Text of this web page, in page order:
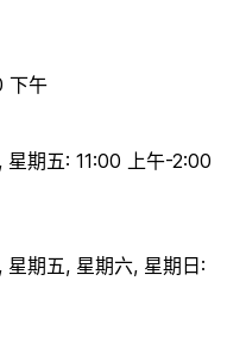
下午
星期五: 11:00 上午-2:00
期五, 星期六, 星期日: